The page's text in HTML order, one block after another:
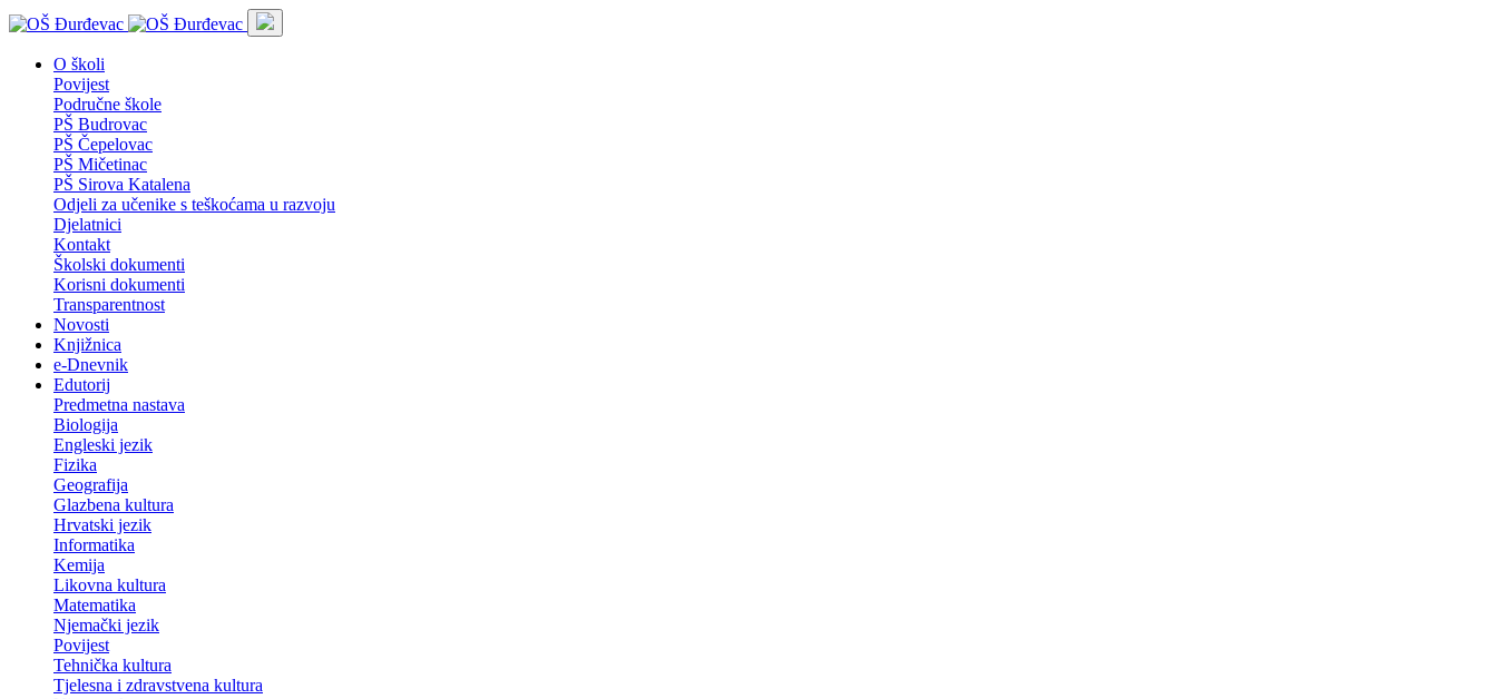
O školi
Povijest
Područne škole
PŠ Budrovac
PŠ Čepelovac
PŠ Mičetinac
PŠ Sirova Katalena
Odjeli za učenike s teškoćama u razvoju
Djelatnici
Kontakt
Školski dokumenti
Korisni dokumenti
Transparentnost
Novosti
Knjižnica
e-Dnevnik
Edutorij
Predmetna nastava
Biologija
Engleski jezik
Fizika
Geografija
Glazbena kultura
Hrvatski jezik
Informatika
Kemija
Likovna kultura
Matematika
Njemački jezik
Povijest
Tehnička kultura
Tjelesna i zdravstvena kultura